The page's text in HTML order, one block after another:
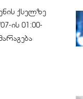
ქსელზე
ის 01:00-